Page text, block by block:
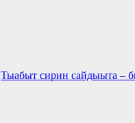
Тыабыт сирин сайдыыта –